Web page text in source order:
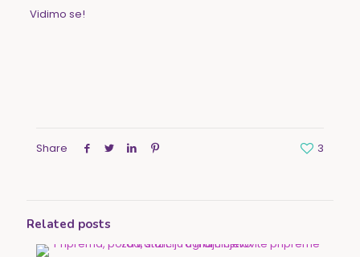
Vidimo se!
Share 3
Related posts